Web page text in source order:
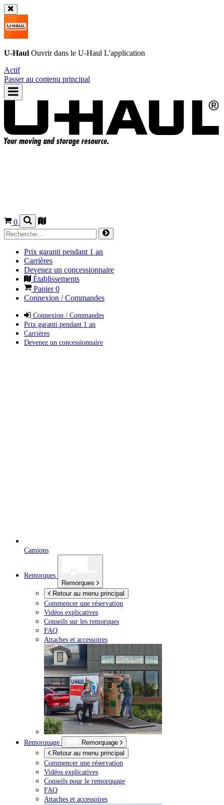
U-Haul Ouvrir dans le U-Haul L'application
Actif
Passer au contenu principal
0
Prix garanti pendant 1 an
Carrières
Devenez un concessionnaire
Établissements
Panier0
Connexion / Commandes
Connexion / Commandes
Prix garanti pendant 1 an
Carrières
Devenez un concessionnaire
Camions
Remorques
Remorques
Retour au menu principal
Commencer une réservation
Vidéos explicatives
Conseils sur les remorques
FAQ
Attaches et accessoires
Remorquage
Remorquage
Retour au menu principal
Commencer une réservation
Vidéos explicatives
Conseils pour le remorquage
FAQ
Attaches et accessoires